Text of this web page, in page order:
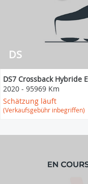
DS
DS7 Crossback Hybride
2020 - 95969 Km
Schätzung läuft
(Verkaufsgebühr inbegriffen)